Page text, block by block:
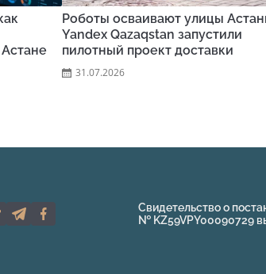
Роботы осваивают улицы
Yandex Qazaqstan запустили
пилотный проект доставки
31.07.2026
Свидетельство о
№ KZ59VPY00090729